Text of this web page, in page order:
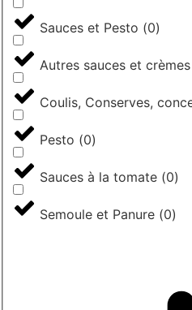
Sauces et Pesto (0)
Autres sauces et crèmes
Coulis, Conserves,
Pesto (0)
Sauces à la tomate (0)
Semoule et Panure (0)